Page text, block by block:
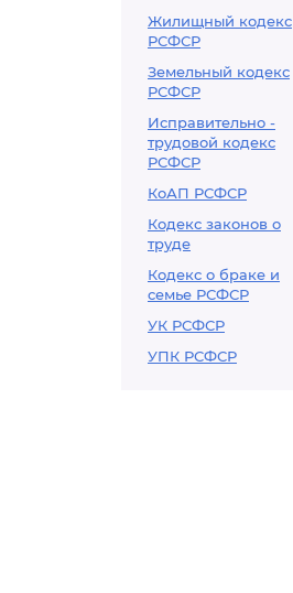
Жилищный кодекс
РСФСР
Земельный кодекс
РСФСР
Исправительно -
трудовой кодекс
РСФСР
КоАП РСФСР
Кодекс законов о
труде
Кодекс о браке и
семье РСФСР
УК РСФСР
УПК РСФСР